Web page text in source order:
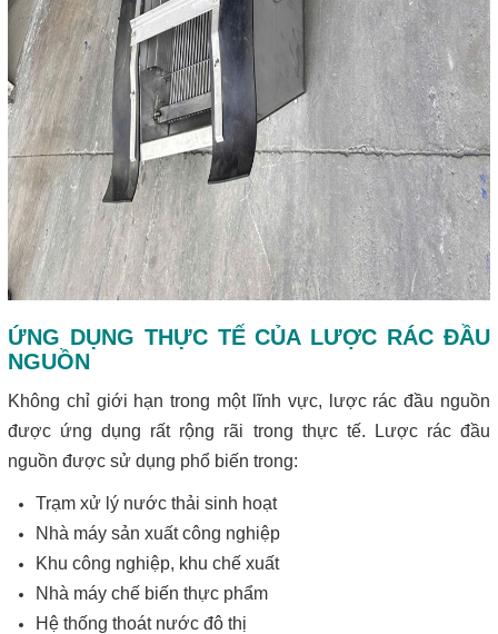
ỨNG DỤNG THỰC TẾ CỦA LƯỢC RÁC ĐẦU
NGUỒN
Không chỉ giới hạn trong một lĩnh vực, lược rác đầu nguồn
được ứng dụng rất rộng rãi trong thực tế. Lược rác đầu
nguồn được sử dụng phổ biến trong:
Trạm xử lý nước thải sinh hoạt
Nhà máy sản xuất công nghiệp
Khu công nghiệp, khu chế xuất
Nhà máy chế biến thực phẩm
Hệ thống thoát nước đô thị